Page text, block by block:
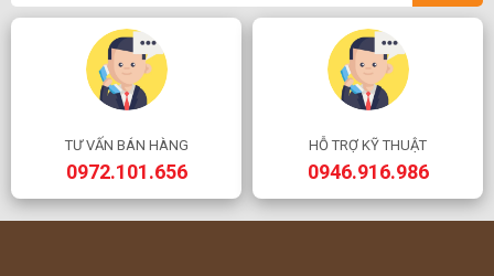
TƯ VẤN BÁN HÀNG
0972.101.656
HỖ TRỢ KỸ THUẬT
0946.916.986